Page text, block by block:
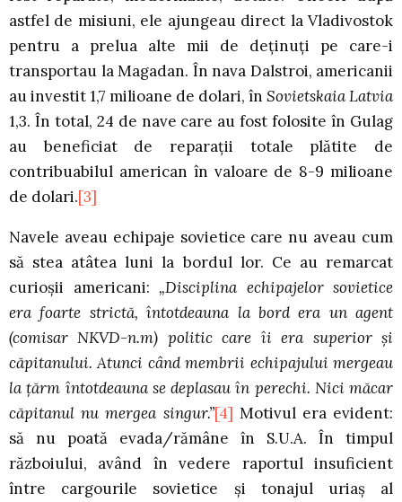
astfel de misiuni, ele ajungeau direct la Vladivostok
pentru a prelua alte mii de deţinuţi pe care-i
transportau la Magadan. În nava Dalstroi, americanii
au investit 1,7 milioane de dolari, în Sovietskaia Latvia
1,3. În total, 24 de nave care au fost folosite în Gulag
au beneficiat de reparaţii totale plătite de
contribuabilul american în valoare de 8-9 milioane
de dolari.[3]
Navele aveau echipaje sovietice care nu aveau cum
să stea atâtea luni la bordul lor. Ce au remarcat
curioşii americani: „Disciplina echipajelor sovietice
era foarte strictă, întotdeauna la bord era un agent
(comisar NKVD-n.m) politic care îi era superior şi
căpitanului. Atunci când membrii echipajului mergeau
la ţărm întotdeauna se deplasau în perechi. Nici măcar
căpitanul nu mergea singur.”[4] Motivul era evident:
să nu poată evada/rămâne în S.U.A. În timpul
războiului, având în vedere raportul insuficient
între cargourile sovietice şi tonajul uriaş al